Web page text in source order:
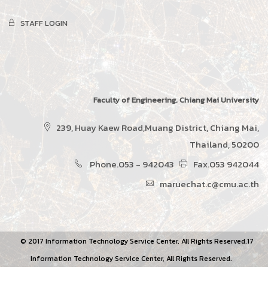
STAFF LOGIN
Faculty of Engineering, Chiang Mai University
239, Huay Kaew Road,Muang District, Chiang Mai,
Thailand, 50200
Phone.053 - 942043
Fax.053 942044
maruechat.c@cmu.ac.th
© 2017 Information Technology Service Center, All Rights Reserved.17
Information Technology Service Center, All Rights Reserved.